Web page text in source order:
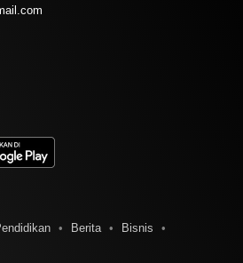
Berita
Bisnis